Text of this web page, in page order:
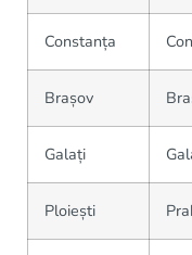
Constanța
Brașov
Galați
Ploiești